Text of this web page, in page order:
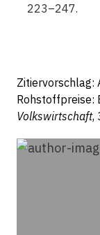
223–247.
Zitiervorschlag:
Rohstoffpreise:
Volkswirtschaft,